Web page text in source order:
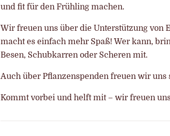
und fit für den Frühling machen.
Wir freuen uns über die Unterstützung von
macht es einfach mehr Spaß! Wer kann,
Besen, Schubkarren oder Scheren mit.
Auch über Pflanzenspenden freuen wir uns
Kommt vorbei und helft mit – wir freuen